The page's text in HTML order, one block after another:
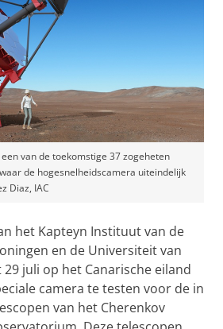
van de toekomstige 37 zogeheten
de hogesnelheidscamera uiteindelijk
Diaz, IAC
het Kapteyn Instituut van de
en de Universiteit van
juli op het Canarische eiland
camera te testen voor de in
van het Cherenkov